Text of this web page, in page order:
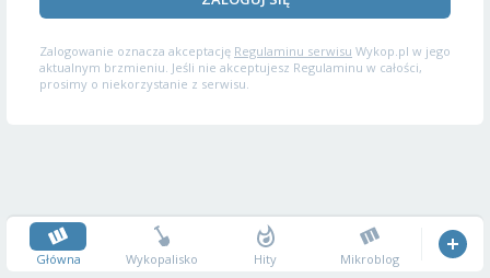
Zalogowanie oznacza akceptację Regulaminu serwisu Wykop.pl w jego
aktualnym brzmieniu. Jeśli nie akceptujesz Regulaminu w całości,
prosimy o niekorzystanie z serwisu.
Główna Wykopalisko Hity Mikroblog